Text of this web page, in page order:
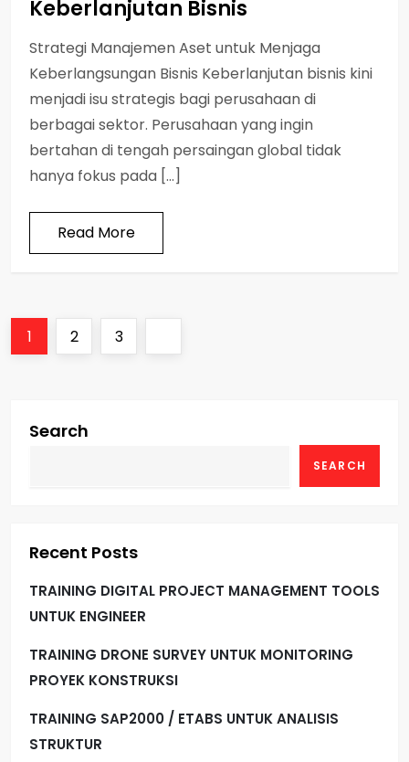
Keberlanjutan Bisnis
Strategi Manajemen Aset untuk Menjaga
Keberlangsungan Bisnis Keberlanjutan bisnis kini
menjadi isu strategis bagi perusahaan di
berbagai sektor. Perusahaan yang ingin
bertahan di tengah persaingan global tidak
hanya fokus pada […]
Read More
P
p
a
g
a
Page
1 Page
2 Page
3
Search
SEARCH
Recent Posts
TRAINING DIGITAL PROJECT MANAGEMENT TOOLS
UNTUK ENGINEER
TRAINING DRONE SURVEY UNTUK MONITORING
PROYEK KONSTRUKSI
TRAINING SAP2000 / ETABS UNTUK ANALISIS
STRUKTUR